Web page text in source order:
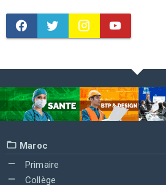
Maroc
Primaire
Collège